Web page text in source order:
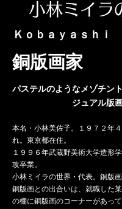
小林ミイラ
Ｋｏｂａｙａｓｈｉ
​銅版画家
パステルのようなメゾチン
ジュアル版
本名​・小林美佐子。１９７２年
れ。東京都在住。
１９９６年武蔵野美術大学造形
攻卒業。
小林ミイラの世界・代表。銅版画
銅版画との出合いは、就職した
の棚に銅版画のコーナーがあって